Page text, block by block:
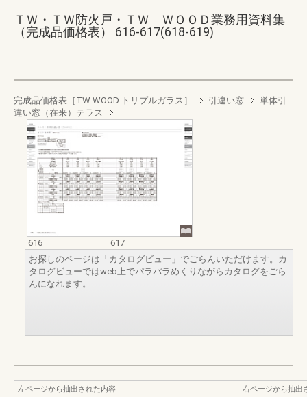
ＴＷ・ＴＷ防火戸・ＴＷ ＷＯＯＤ業務用資料集
（完成品価格表） 616-617(618-619)
完成品価格表［TW WOOD トリプルガラス］ 引違い窓
単体引
違い窓（在来）テラス
616
617
お探しのページは「カタログビュー」でごらんいただけます。カ
タログビューではweb上でパラパラめくりながらカタログをごら
んになれます。
左ページから抽出された内容
右ページから抽出